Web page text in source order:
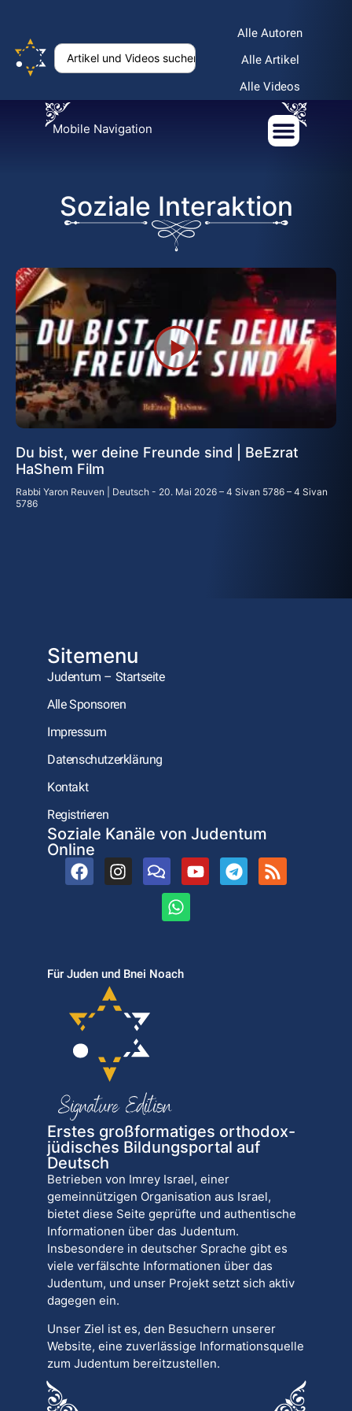
Alle Autoren
Alle Artikel
Alle Videos
Mobile Navigation
Soziale Interaktion
Du bist, wer deine Freunde sind | BeEzrat
HaShem Film
Rabbi Yaron Reuven | Deutsch
20. Mai 2026 – 4 Sivan 5786 – 4 Sivan
5786
Sitemenu
Judentum – Startseite
Alle Sponsoren
Impressum
Datenschutzerklärung
Kontakt
Registrieren
Soziale Kanäle von Judentum
Online
Für Juden und Bnei Noach
Erstes großformatiges orthodox-
jüdisches Bildungsportal auf
Deutsch
Betrieben von Imrey Israel, einer
gemeinnützigen Organisation aus Israel,
bietet diese Seite geprüfte und authentische
Informationen über das Judentum.
Insbesondere in deutscher Sprache gibt es
viele verfälschte Informationen über das
Judentum, und unser Projekt setzt sich aktiv
dagegen ein.
Unser Ziel ist es, den Besuchern unserer
Website, eine zuverlässige Informationsquelle
zum Judentum bereitzustellen.